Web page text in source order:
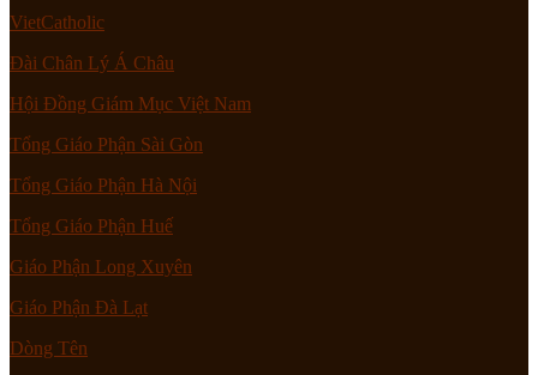
VietCatholic
Đài Chân Lý Á Châu
Hội Đồng Giám Mục Việt Nam
Tổng Giáo Phận Sài Gòn
Tổng Giáo Phận Hà Nội
Tổng Giáo Phận Huế
Giáo Phận Long Xuyên
Giáo Phận Đà Lạt
Dòng Tên